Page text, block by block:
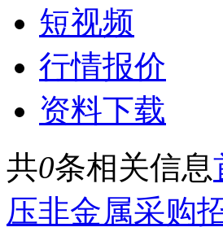
短视频
行情报价
资料下载
共0条相关信息
压非金属采购